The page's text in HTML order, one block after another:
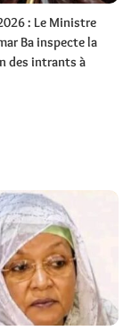
: Le Ministre
Ba inspecte la
des intrants à